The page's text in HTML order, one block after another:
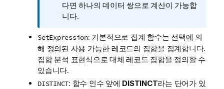
모
다면 하나의 데이터 쌍으로 계산이 가능합
니다.
SetExpression: 기본적으로 집계 함수는 선택에 의
해 정의된 사용 가능한 레코드의 집합을 집계합니다.
집합 분석 표현식으로 대체 레코드 집합을 정의할 수
있습니다.
DISTINCT: 함수 인수 앞에 DISTINCT라는 단어가 있